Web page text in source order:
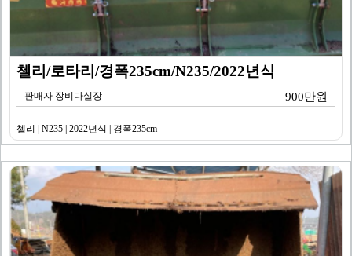
첼리/로타리/경폭235cm/N235/2022년식
판매자 장비다실장 900만원
첼리 | N235 | 2022년식 | 경폭235cm